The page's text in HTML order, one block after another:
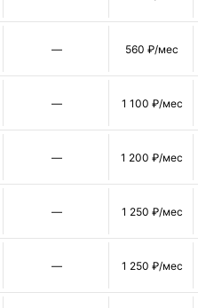
— 560 ₽/мес
— 1 100 ₽/мес
— 1 200 ₽/мес
— 1 250 ₽/мес
— 1 250 ₽/мес